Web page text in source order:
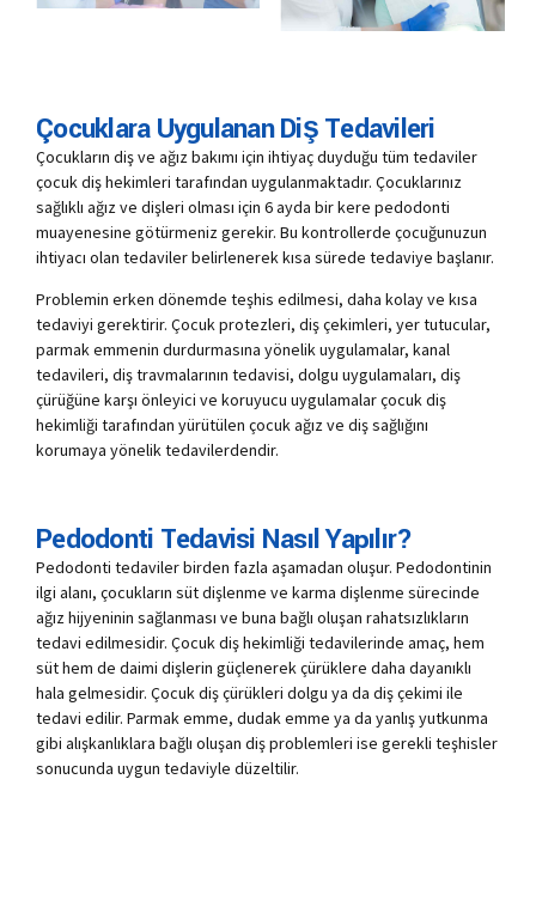
Çocuklara Uygulanan Diş Tedavileri
Çocukların diş ve ağız bakımı için ihtiyaç duyduğu tüm tedaviler
çocuk diş hekimleri tarafından uygulanmaktadır. Çocuklarınız
sağlıklı ağız ve dişleri olması için 6 ayda bir kere pedodonti
muayenesine götürmeniz gerekir. Bu kontrollerde çocuğunuzun
ihtiyacı olan tedaviler belirlenerek kısa sürede tedaviye başlanır.
Problemin erken dönemde teşhis edilmesi, daha kolay ve kısa
tedaviyi gerektirir. Çocuk protezleri, diş çekimleri, yer tutucular,
parmak emmenin durdurmasına yönelik uygulamalar, kanal
tedavileri, diş travmalarının tedavisi, dolgu uygulamaları, diş
çürüğüne karşı önleyici ve koruyucu uygulamalar çocuk diş
hekimliği tarafından yürütülen çocuk ağız ve diş sağlığını
korumaya yönelik tedavilerdendir.
Pedodonti Tedavisi Nasıl Yapılır?
Pedodonti tedaviler birden fazla aşamadan oluşur. Pedodontinin
ilgi alanı, çocukların süt dişlenme ve karma dişlenme sürecinde
ağız hijyeninin sağlanması ve buna bağlı oluşan rahatsızlıkların
tedavi edilmesidir. Çocuk diş hekimliği tedavilerinde amaç, hem
süt hem de daimi dişlerin güçlenerek çürüklere daha dayanıklı
hala gelmesidir. Çocuk diş çürükleri dolgu ya da diş çekimi ile
tedavi edilir. Parmak emme, dudak emme ya da yanlış yutkunma
gibi alışkanlıklara bağlı oluşan diş problemleri ise gerekli teşhisler
sonucunda uygun tedaviyle düzeltilir.